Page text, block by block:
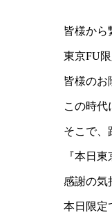
皆様から
東京FU
皆様のお
この時代
そこで、
『本日
感謝の気
本日限定